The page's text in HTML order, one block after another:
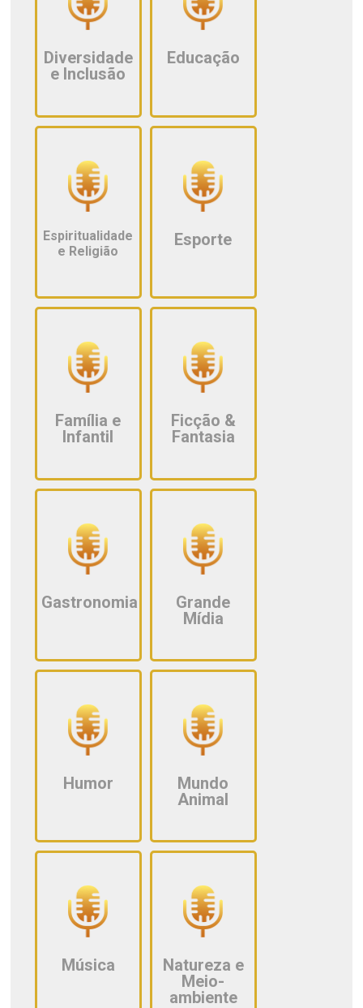
Diversidade
e Inclusão
Educação
Espiritualidade
e Religião
Esporte
Família e
Infantil
Ficção &
Fantasia
Gastronomia
Grande
Mídia
Humor
Mundo
Animal
Música
Natureza e
Meio-
ambiente